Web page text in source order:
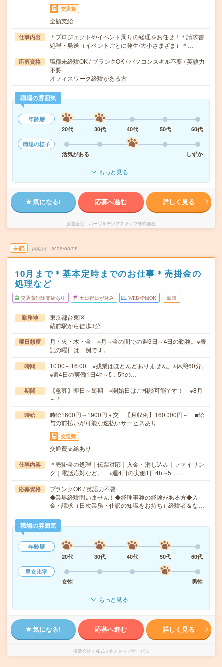
交通費
全額支給
仕事内容
＊プロジェクトやイベント周りの経理をお任せ！＊請求書
処理・発送（イベントごとに発生/大小さまざま）＊…
応募資格
職種未経験OK / ブランクOK / パソコンスキル不要 / 英語力
不要
オフィスワーク経験がある方
職場の雰囲気
年齢層
20代
30代 40代 50代
60代
職場の様子
活気がある
しずか
もっと見る
気になる! 応募へ進む 詳しく見る
派遣会社 パーソルテンプスタッフ株式会社
未読 掲載日 2026/08/08
10月まで＊基本定時までのお仕事＊売掛金の
処理など
交通費別途支給あり 土日祝日が休み WEB登録OK 派遣
勤務地
東京都台東区
蔵前駅から徒歩3分
曜日頻度
月・火・木・金 ※月～金の間での週3日～4日の勤務。※表
記の曜日は一例です。
時間
10:00～16:00 ※残業はほとんどありません。※休憩60分。
※週4日の実働1日4h～5．5hの…
期間
【急募】即日～短期 ※開始日はご相談可能です！ ※8月
～！
時給
時給1600円～1900円＋交 【月収例】160,000円～ ■給
与の前払いが可能な速払いサービスあり
交通費
交通費支給あり
仕事内容
＊売掛金の処理｜伝票対応｜入金・消し込み｜ファイリン
グ｜電話応対など。 ※週4日の実働1日4h～5．…
応募資格
ブランクOK / 英語力不要
◆業界経験問いません！◆経理事務の経験がある方◆入
金・請求（日次業務・仕訳の知識をお持ち）経験者＆な…
職場の雰囲気
年齢層
20代
30代 40代 50代
60代
男女比率
女性
男性
もっと見る
気になる! 応募へ進む 詳しく見る
派遣会社 株式会社スタッフサービス